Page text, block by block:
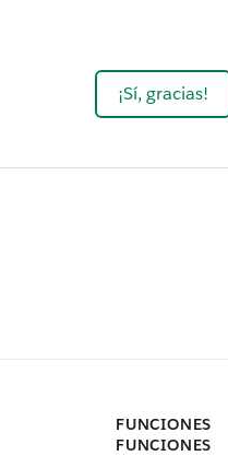
¡Sí, gracias!
FUNCIONES
FUNCIONES